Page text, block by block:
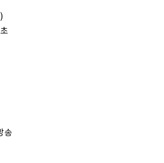
* 총 재생시간: 1시간 26분 12초
송